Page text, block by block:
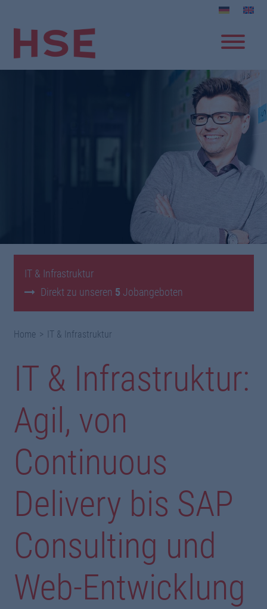
IT & Infrastruktur
Direkt zu unseren 5 Jobangeboten
Home IT & Infrastruktur
IT & Infrastruktur:
Agil, von
Continuous
Delivery bis SAP
Consulting und
Web-Entwicklung